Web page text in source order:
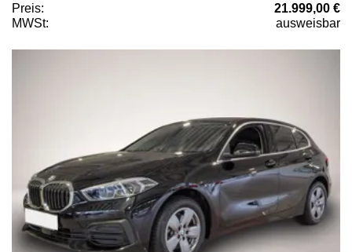
Preis:
21.999,00 €
MWSt:
ausweisbar